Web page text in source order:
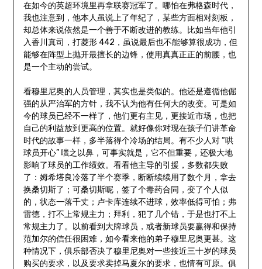
在如今的英超环境里再拿联赛冠军了。哪怕在弗格森时代，
我也注意到，他本人虽说上了年纪了，某些方面相对刻板，
却总体来说依然是一个善于不断改进的教练。比如当年他引
入香川真司，打菱形 442，虽说最后也不能够算很成功，但
能够在阵型上抛开最擅长的边锋，使用真真正正的前腰，也
是一个主动的尝试。
看穆里尼奥的人员管理，其实也是类似的。他还是遵循他倔
强的从严治军的方针，我不认为他有任何大的改变。可是如
今的球员已经不一样了，他们更有主见，更接近市场，也把
自己的利益放到更高的位置。就好像你对现在孩子们讲革命
时代的故事一样，多半落得个冷场的结局。有不少人对 “哄
球员开心” 嗤之以鼻，可事实就是，它不但重要，还极大地
影响了球员的工作绩效。看看他主导的引援，多数都失败
了：姆希塔良冷落了半个赛季，断断续续用了数个月，拿去
换桑切斯了；可桑切斯呢，签了个毒药合同，变了个人似
的，状态一落千丈；卢卡库连续不进球，效率低得可怕；弗
雷德，打不上常规主力；拜利，犯了几个错，于是也打不上
常规主力了。以前看到大牌球员，或者新球员要赢得和保持
范加尔的信任很困难，如今看来他的弟子穆里尼奥更甚。这
种情况下，俱乐部否决了穆里尼奥对一些接近三十岁的球员
购买的要求，以及要求卖掉马夏尔的要求，也情有可原。俱